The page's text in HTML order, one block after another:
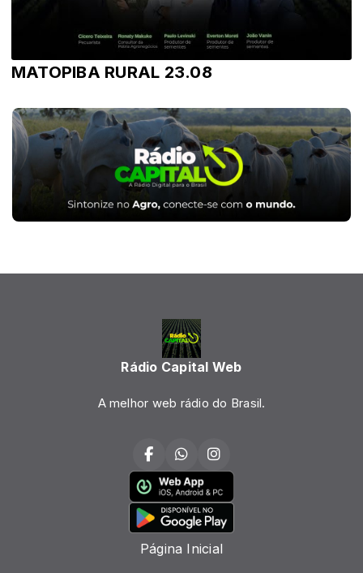
MATOPIBA RURAL 23.08
Rádio Capital Web
A melhor web rádio do Brasil.
Página Inicial